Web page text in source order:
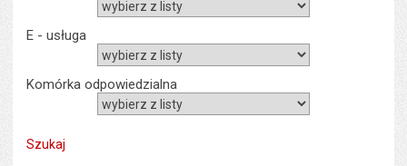
E - usługa
Komórka odpowiedzialna